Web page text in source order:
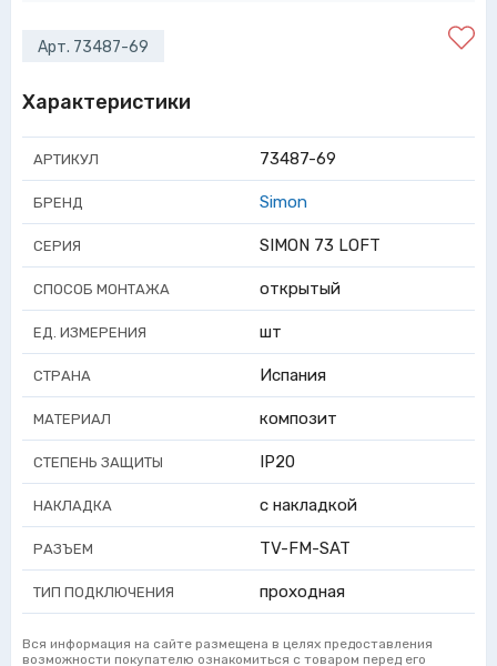
Арт. 73487-69
Характеристики
АРТИКУЛ 73487-69
БРЕНД Simon
СЕРИЯ SIMON 73 LOFT
СПОСОБ МОНТАЖА открытый
ЕД. ИЗМЕРЕНИЯ шт
СТРАНА Испания
МАТЕРИАЛ композит
СТЕПЕНЬ ЗАЩИТЫ IP20
НАКЛАДКА с накладкой
РАЗЪЕМ TV-FM-SAT
ТИП ПОДКЛЮЧЕНИЯ проходная
Вся информация на сайте размещена в целях предоставления
возможности покупателю ознакомиться с товаром перед его